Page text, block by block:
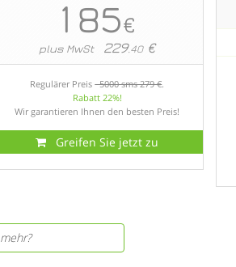
185€
plus MwSt 229.40€
Regulärer Preis5000 sms 279 €.
Rabatt 22%!
Wir garantieren Ihnen den besten Preis!
Greifen Sie jetzt zu